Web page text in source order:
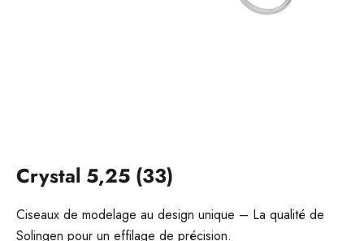
Crystal 5,25 (33)
Ciseaux de modelage au design unique – La qualité de
Solingen pour un effilage de précision.